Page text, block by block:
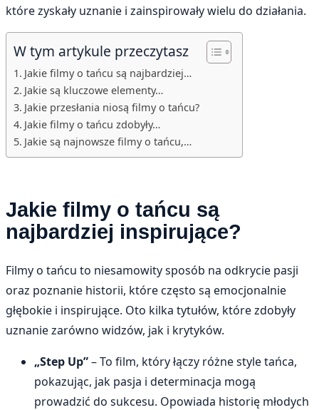
które zyskały uznanie i zainspirowały wielu do działania.
W tym artykule przeczytasz
Jakie filmy o tańcu są najbardziej…
Jakie są kluczowe elementy…
Jakie przesłania niosą filmy o tańcu?
Jakie filmy o tańcu zdobyły…
Jakie są najnowsze filmy o tańcu,…
Jakie filmy o tańcu są
najbardziej inspirujące?
Filmy o tańcu to niesamowity sposób na odkrycie pasji
oraz poznanie historii, które często są emocjonalnie
głębokie i inspirujące. Oto kilka tytułów, które zdobyły
uznanie zarówno widzów, jak i krytyków.
„Step Up”– To film, który łączy różne style tańca,
pokazując, jak pasja i determinacja mogą
prowadzić do sukcesu. Opowiada historię młodych